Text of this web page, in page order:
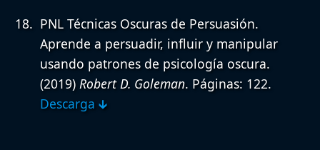
PNL Técnicas Oscuras de Persuasión.
Aprende a persuadir, influir y manipular
usando patrones de psicología oscura.
(2019) Robert D. Goleman. Páginas: 122.
Descarga 🡳